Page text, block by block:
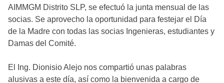
AIMMGM Distrito SLP, se efectuó la junta mensual de las
socias. Se aprovecho la oportunidad para festejar el Día
de la Madre con todas las socias Ingenieras, estudiantes y
Damas del Comité.
El Ing. Dionisio Alejo nos compartió unas palabras
alusivas a este día, así como la bienvenida a cargo de